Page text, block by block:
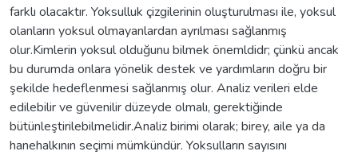
farklı olacaktır. Yoksulluk çizgilerinin oluşturulması ile, yoksul
olanların yoksul olmayanlardan ayrılması sağlanmış
olur.Kimlerin yoksul olduğunu bilmek önemldidr; çünkü ancak
bu durumda onlara yönelik destek ve yardımların doğru bir
şekilde hedeflenmesi sağlanmış olur. Analiz verileri elde
edilebilir ve güvenilir düzeyde olmalı, gerektiğinde
bütünleştirilebilmelidir.Analiz birimi olarak; birey, aile ya da
hanehalkının seçimi mümkündür. Yoksulların sayısını